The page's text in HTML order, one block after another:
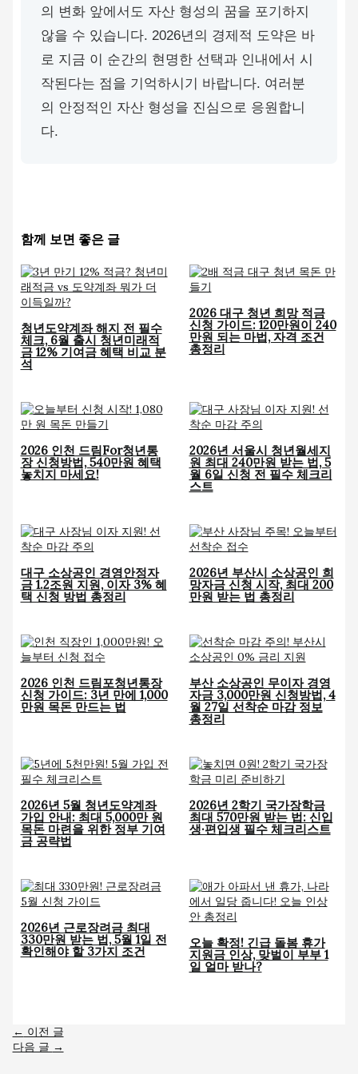
의 변화 앞에서도 자산 형성의 꿈을 포기하지
않을 수 있습니다. 2026년의 경제적 도약은 바
로 지금 이 순간의 현명한 선택과 인내에서 시
작된다는 점을 기억하시기 바랍니다. 여러분
의 안정적인 자산 형성을 진심으로 응원합니
다.
함께 보면 좋은 글
청년도약계좌 해지 전 필수
체크, 6월 출시 청년미래적
금 12% 기여금 혜택 비교 분
석
2026 대구 청년 희망 적금
신청 가이드: 120만원이 240
만원 되는 마법, 자격 조건
총정리
2026 인천 드림For청년통
장 신청방법, 540만원 혜택
놓치지 마세요!
2026년 서울시 청년월세지
원 최대 240만원 받는 법, 5
월 6일 신청 전 필수 체크리
스트
대구 소상공인 경영안정자
금 1.2조원 지원, 이자 3% 혜
택 신청 방법 총정리
2026년 부산시 소상공인 희
망자금 신청 시작, 최대 200
만원 받는 법 총정리
2026 인천 드림포청년통장
신청 가이드: 3년 만에 1,000
만원 목돈 만드는 법
부산 소상공인 무이자 경영
자금 3,000만원 신청방법, 4
월 27일 선착순 마감 정보
총정리
2026년 5월 청년도약계좌
가입 안내: 최대 5,000만 원
목돈 마련을 위한 정부 기여
금 공략법
2026년 2학기 국가장학금
최대 570만원 받는 법: 신입
생·편입생 필수 체크리스트
2026년 근로장려금 최대
330만원 받는 법, 5월 1일 전
확인해야 할 3가지 조건
오늘 확정! 긴급 돌봄 휴가
지원금 인상, 맞벌이 부부 1
일 얼마 받나?
← 이전 글
다음 글 →